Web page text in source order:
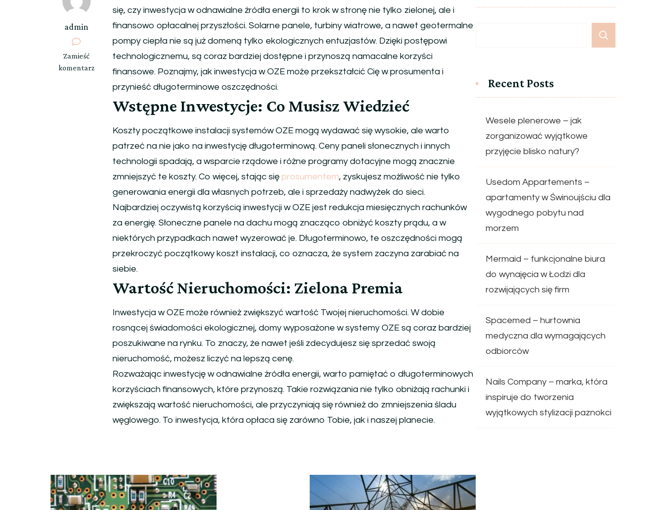
admin
Zamieść
komentarz
we
wpisie
się, czy inwestycja w odnawialne źródła energii to krok w stronę nie tylko zielonej, ale i
finansowo opłacalnej przyszłości. Solarne panele, turbiny wiatrowe, a nawet geotermalne
pompy ciepła nie są już domeną tylko ekologicznych entuzjastów. Dzięki postępowi
technologicznemu, są coraz bardziej dostępne i przynoszą namacalne korzyści
finansowe. Poznajmy, jak inwestycja w OZE może przekształcić Cię w prosumenta i
przynieść długoterminowe oszczędności.
Wstępne Inwestycje: Co Musisz Wiedzieć
Koszty początkowe instalacji systemów OZE mogą wydawać się wysokie, ale warto
patrzeć na nie jako na inwestycję długoterminową. Ceny paneli słonecznych i innych
technologii spadają, a wsparcie rządowe i różne programy dotacyjne mogą znacznie
zmniejszyć te koszty. Co więcej, stając się prosumentem, zyskujesz możliwość nie tylko
generowania energii dla własnych potrzeb, ale i sprzedaży nadwyżek do sieci.
Najbardziej oczywistą korzyścią inwestycji w OZE jest redukcja miesięcznych rachunków
za energię. Słoneczne panele na dachu mogą znacząco obniżyć koszty prądu, a w
niektórych przypadkach nawet wyzerować je. Długoterminowo, te oszczędności mogą
przekroczyć początkowy koszt instalacji, co oznacza, że system zaczyna zarabiać na
siebie.
Wartość Nieruchomości: Zielona Premia
Inwestycja w OZE może również zwiększyć wartość Twojej nieruchomości. W dobie
rosnącej świadomości ekologicznej, domy wyposażone w systemy OZE są coraz bardziej
poszukiwane na rynku. To znaczy, że nawet jeśli zdecydujesz się sprzedać swoją
nieruchomość, możesz liczyć na lepszą cenę.
Rozważając inwestycję w odnawialne źródła energii, warto pamiętać o długoterminowych
korzyściach finansowych, które przynoszą. Takie rozwiązania nie tylko obniżają rachunki i
zwiększają wartość nieruchomości, ale przyczyniają się również do zmniejszenia śladu
węglowego. To inwestycja, która opłaca się zarówno Tobie, jak i naszej planecie.
Nawigacja
Recent Posts
Wesele plenerowe – jak
zorganizować wyjątkowe
przyjęcie blisko natury?
Usedom Appartements –
apartamenty w Świnoujściu dla
wygodnego pobytu nad
morzem
Mermaid – funkcjonalne biura
do wynajęcia w Łodzi dla
rozwijających się firm
Spacemed – hurtownia
medyczna dla wymagających
odbiorców
Nails Company – marka, która
inspiruje do tworzenia
wyjątkowych stylizacji paznokci